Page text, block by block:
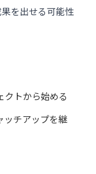
を出せる可能性
クトから始める
ッチアップを継